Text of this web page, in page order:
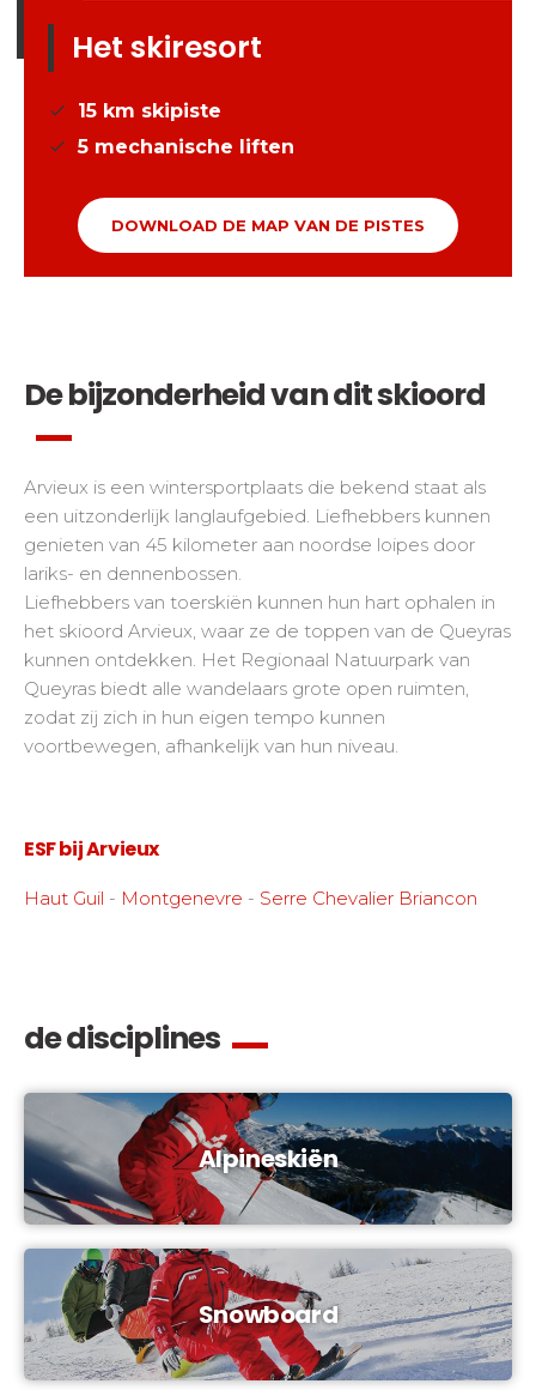
Het skiresort
15 km skipiste
5 mechanische liften
DOWNLOAD DE MAP VAN DE PISTES
De bijzonderheid van dit skioord
Arvieux is een wintersportplaats die bekend staat als
een uitzonderlijk langlaufgebied. Liefhebbers kunnen
genieten van 45 kilometer aan noordse loipes door
lariks- en dennenbossen.
Liefhebbers van toerskiën kunnen hun hart ophalen in
het skioord Arvieux, waar ze de toppen van de Queyras
kunnen ontdekken. Het Regionaal Natuurpark van
Queyras biedt alle wandelaars grote open ruimten,
zodat zij zich in hun eigen tempo kunnen
voortbewegen, afhankelijk van hun niveau.
ESF bij Arvieux
Haut Guil - Montgenevre - Serre Chevalier Briancon
de disciplines
Alpineskiën
Snowboard